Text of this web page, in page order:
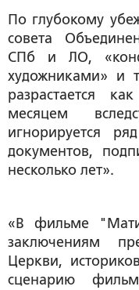
По глубокому
совета
СПб и ЛО,
художниками» и
разрастается
месяцем
игнорируется
документов,
несколько лет».
«В фильме
заключениям
Церкви,
сценарию